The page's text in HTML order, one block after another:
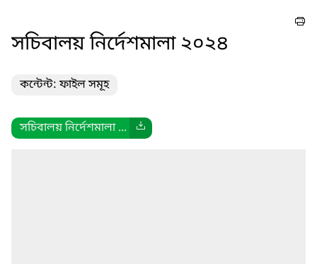
সচিবালয় নির্দেশমালা ২০২৪
কন্টেন্ট: ফাইল সমূহ
সচিবালয় নির্দেশমালা ...